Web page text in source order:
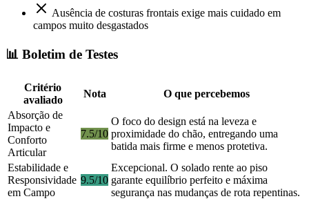
Ausência de costuras frontais exige mais cuidado em
campos muito desgastados
📊 Boletim de Testes
Critério
avaliado
Nota
O que percebemos
Absorção de
Impacto e
Conforto
Articular
7.5/10
O foco do design está na leveza e
proximidade do chão, entregando uma
batida mais firme e menos protetiva.
Estabilidade e
Responsividade
em Campo
9.5/10
Excepcional. O solado rente ao piso
garante equilíbrio perfeito e máxima
segurança nas mudanças de rota repentinas.